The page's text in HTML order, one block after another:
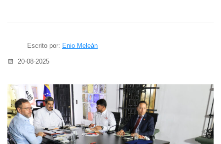
Escrito por: Enio Meleán
20-08-2025